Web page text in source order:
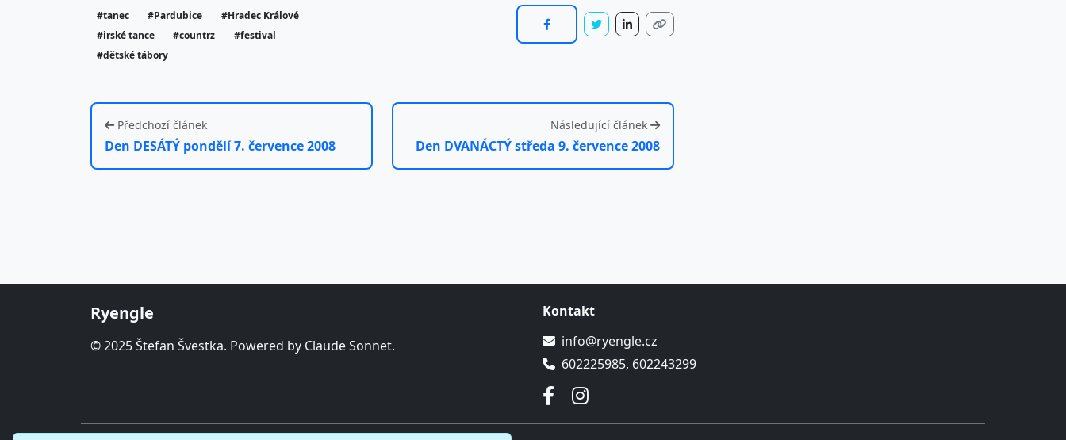
#tanec #Pardubice
#Hradec Králové
#irské tance
#countrz
#festival
#dětské tábory
Předchozí článek
Den DESÁTÝ pondělí 7. července 2008
Následující článek
Den DVANÁCTÝ středa 9. července 2008
Ryengle
© 2025 Štefan Švestka. Powered by Claude Sonnet.
Kontakt
info@ryengle.cz
602225985, 602243299